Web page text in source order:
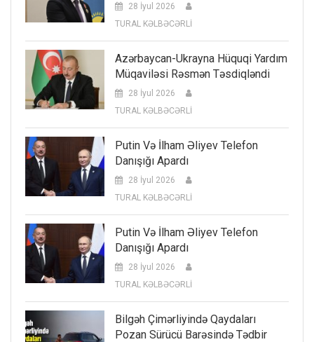
28 İyul 2026
TURAL KƏLBƏCƏRLİ
Azərbaycan-Ukrayna Hüquqi Yardım
Müqaviləsi Rəsmən Təsdiqləndi
28 İyul 2026
TURAL KƏLBƏCƏRLİ
Putin Və İlham Əliyev Telefon
Danışığı Apardı
28 İyul 2026
TURAL KƏLBƏCƏRLİ
Putin Və İlham Əliyev Telefon
Danışığı Apardı
28 İyul 2026
TURAL KƏLBƏCƏRLİ
Bilgəh Çimərliyində Qaydaları
Pozan Sürücü Barəsində Tədbir